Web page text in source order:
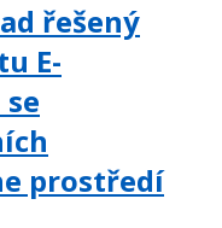
řešený
E-
prostředí